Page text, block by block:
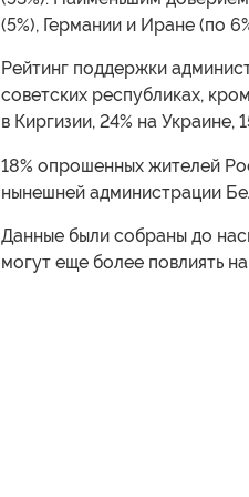
(5%), Германии и Иране (по
Рейтинг поддержки
советских республиках,
в Киргизии, 24% на Украине,
18% опрошенных жителей
нынешней администрации
Данные были собраны до
могут еще более повлиять